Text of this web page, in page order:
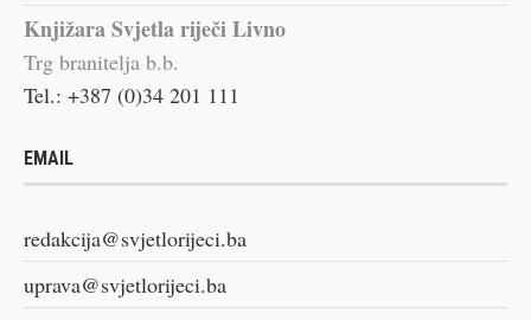
Knjižara Svjetla riječi Livno
Trg branitelja b.b.
Tel.: +387 (0)34 201 111
EMAIL
redakcija@svjetlorijeci.ba
uprava@svjetlorijeci.ba